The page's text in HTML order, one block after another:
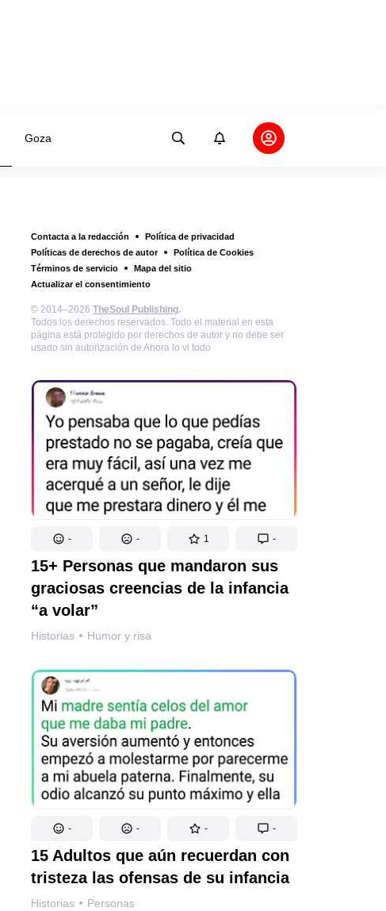
Goza
Contacta a la redacción
Política de privacidad
Políticas de derechos de autor
Política de Cookies
Términos de servicio
Mapa del sitio
Actualizar el consentimiento
© 2014–2026 TheSoul Publishing.
Todos los derechos reservados. Todo el material en esta
página está protegido por derechos de autor y no debe ser
usado sin autorización de Ahora lo vi todo
- - 1 -
15+ Personas que mandaron sus
graciosas creencias de la infancia
“a volar”
Historias Humor y risa
- - - -
15 Adultos que aún recuerdan con
tristeza las ofensas de su infancia
Historias Personas